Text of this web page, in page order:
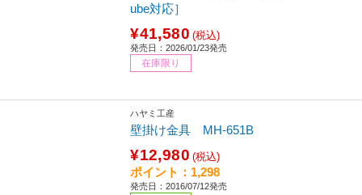
ube対応］
¥41,580 (税込)
発売日：2026/01/23発売
在庫限り
ハヤミ工産
壁掛け金具 MH-651B
¥12,980 (税込)
ポイント：1,298
発売日：2016/07/12発売